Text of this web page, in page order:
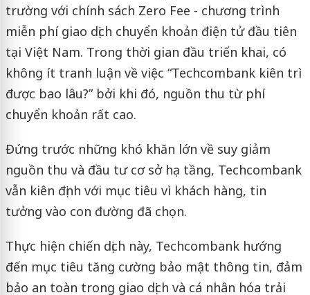
trường với chính sách Zero Fee - chương trình
miễn phí giao dịch chuyển khoản điện tử đầu tiên
tại Việt Nam. Trong thời gian đầu triển khai, có
không ít tranh luận về việc “Techcombank kiên trì
được bao lâu?” bởi khi đó, nguồn thu từ phí
chuyển khoản rất cao.
Đứng trước những khó khăn lớn về suy giảm
nguồn thu và đầu tư cơ sở hạ tầng, Techcombank
vẫn kiên định với mục tiêu vì khách hàng, tin
tưởng vào con đường đã chọn.
Thực hiện chiến dịch này, Techcombank hướng
đến mục tiêu tăng cường bảo mật thông tin, đảm
bảo an toàn trong giao dịch và cá nhân hóa trải